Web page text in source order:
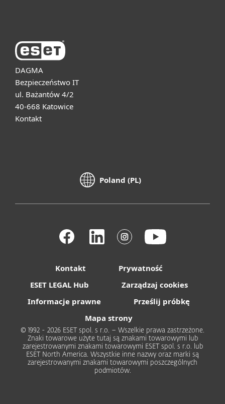
DAGMA
Bezpieczeństwo IT
ul. Bażantów 4/2
40-668 Katowice
Kontakt
Poland (PL)
Kontakt
Prywatność
ESET LEGAL Hub
Zarządzaj cookies
Informacje prawne
Prześlij próbkę
Mapa strony
© 1992 - 2026 ESET spol. s r.o. – Wszelkie prawa zastrzeżone.
Znaki towarowe użyte tutaj są znakami towarowymi lub
zarejestrowanymi znakami towarowymi ESET spol. s r.o. lub
ESET North America. Wszystkie inne nazwy oraz marki są
zarejestrowanymi znakami towarowymi poszczególnych
podmiotów.